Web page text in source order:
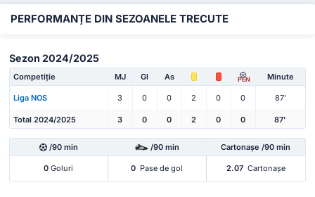
PERFORMANȚE DIN SEZOANELE TRECUTE
Sezon 2024/2025
Competiție MJ Gl As PEN Minute
Liga NOS 3 0 0 2 0 0 87'
Total 2024/2025 3 0 0 2 0 0 87'
/90 min /90 min Cartonașe /90 min
0 Goluri 0 Pase de gol 2.07 Cartonașe